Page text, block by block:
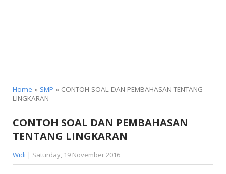
Home » SMP » CONTOH SOAL DAN PEMBAHASAN TENTANG
LINGKARAN
CONTOH SOAL DAN PEMBAHASAN
TENTANG LINGKARAN
Widi | Saturday, 19 November 2016